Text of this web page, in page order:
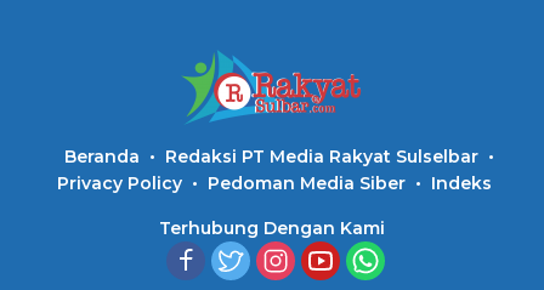
Beranda
Redaksi PT Media Rakyat Sulselbar
Privacy Policy
Pedoman Media Siber Indeks
Terhubung Dengan Kami